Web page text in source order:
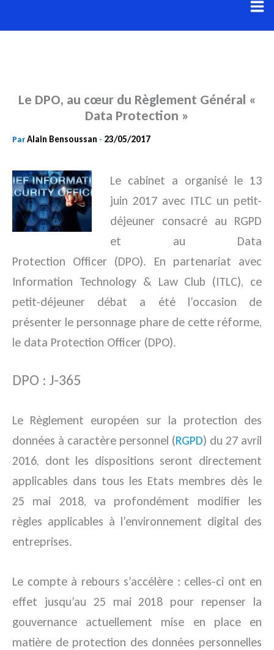
au
Le DPO, au cœur du Règlement Général «
Data Protection »
ParAlain Bensoussan - 23/05/2017
Le cabinet a organisé le 13
juin 2017 avec ITLC un petit-
déjeuner consacré au RGPD
et au Data
Protection Officer (DPO). En partenariat avec
Information Technology & Law Club (ITLC), ce
petit-déjeuner débat a été l’occasion de
présenter le personnage phare de cette réforme,
le data Protection Officer (DPO).
DPO : J-365
Le Règlement européen sur la protection des
données à caractère personnel (RGPD) du 27 avril
2016, dont les dispositions seront directement
applicables dans tous les Etats membres dès le
25 mai 2018, va profondément modifier les
règles applicables à l’environnement digital des
entreprises.
Le compte à rebours s’accélère : celles-ci ont en
effet jusqu’au 25 mai 2018 pour repenser la
gouvernance actuellement mise en place en
matière de protection des données personnelles